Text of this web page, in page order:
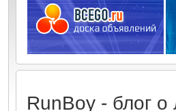
RunBoy - блог